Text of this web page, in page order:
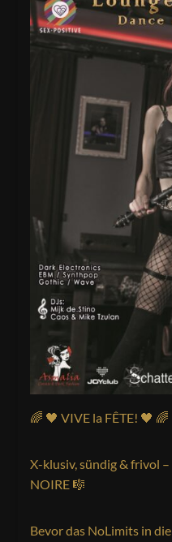
🌈 🖤 VIVE la FÊTE! 🖤 🌈
X-klusiv, sündig & frivol
NOIRE 🎼
Bevor das NoLimits in